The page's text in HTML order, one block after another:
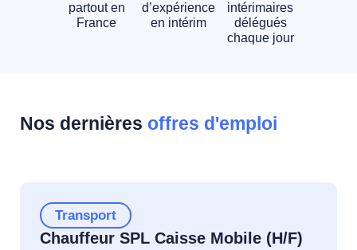
partout en
France
d’expérience
en intérim
intérimaires
délégués
chaque jour
Nos dernières offres d'emploi
Transport
Chauffeur SPL Caisse Mobile (H/F)